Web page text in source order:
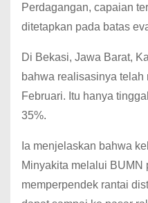
Perdagangan, capaian
ditetapkan pada batas
Di Bekasi, Jawa Barat,
bahwa realisasinya
Februari. Itu hanya
35%.
Ia menjelaskan bahwa
Minyakita melalui BUMN
memperpendek rantai